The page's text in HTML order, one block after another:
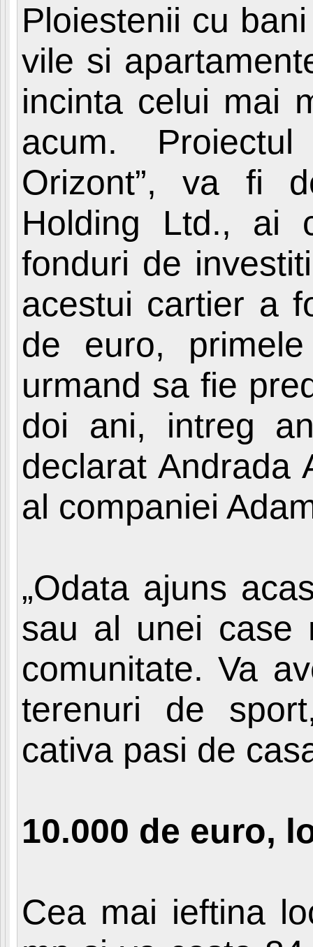
Ploiestenii cu
vile si
incinta celui mai
acum.
Orizont”, va fi
Holding Ltd., ai
fonduri de
acestui cartier a
de euro,
urmand sa fie
doi ani, intreg
declarat Andrada
al companiei
„Odata ajuns
sau al unei case
comunitate. Va
terenuri de
cativa pasi de
10.000 de euro,
Cea mai ieftina